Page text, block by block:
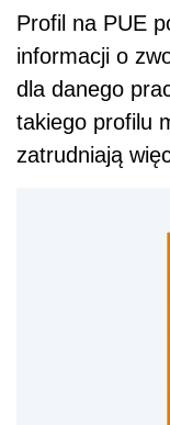
Profil na PUE
informacji o
dla danego
takiego profilu
zatrudniają